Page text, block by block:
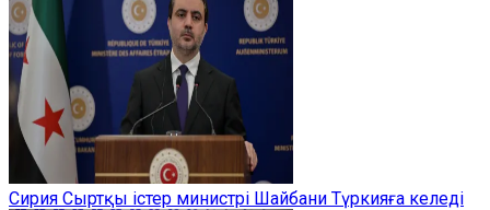
Сирия Сыртқы істер министрі Шайбани Түркияға келеді